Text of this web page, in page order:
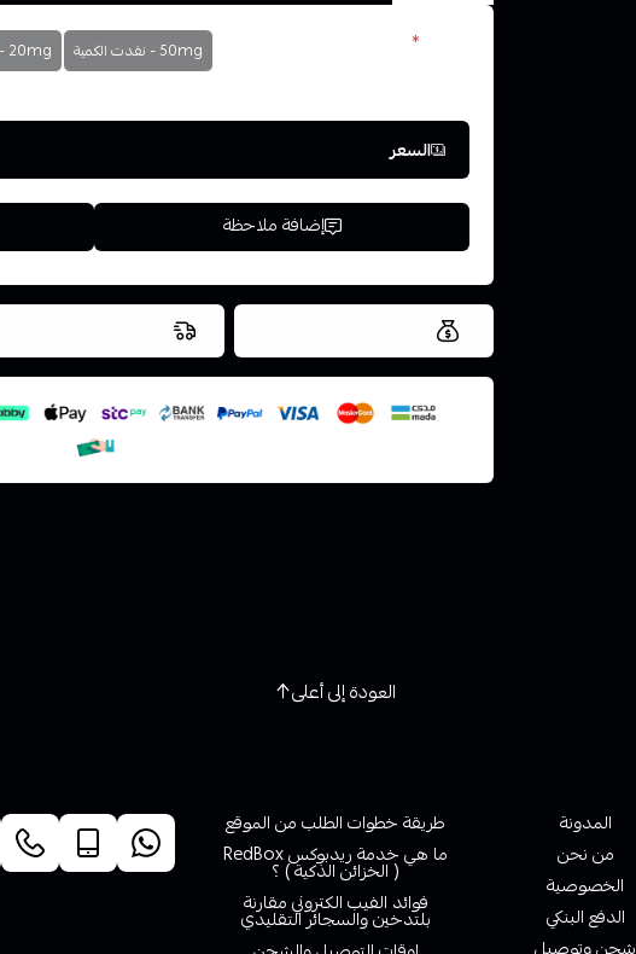
* 50mg - نفدت الكمية 20mg - نفدت الكمية
السعر
إضافة ملاحظة
اسحب و افلت الملف
استعراض
العروض والشحن مجاني
العودة إلى أعلى
المدونة
من نحن
الخصوصية
الدفع البنكي
شحن وتوصيل
طريقة خطوات الطلب من الموقع
ما هي خدمة ريدبوكس RedBox
( الخزائن الذكية ) ؟
فوائد الفيب الكتروني مقارنة
بلتدخين والسجائر التقليدي